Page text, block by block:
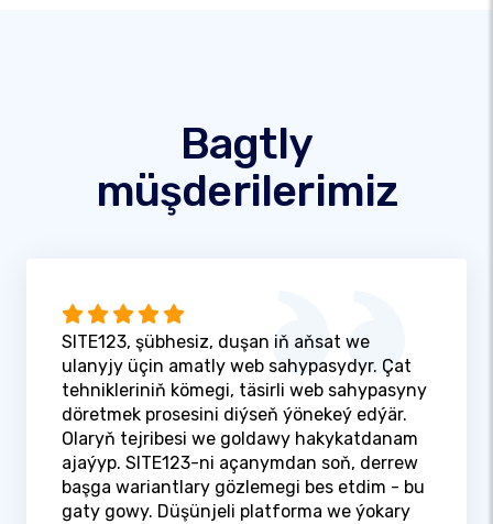
Bagtly
müşderilerimiz
SITE123, şübhesiz, duşan iň aňsat we
ulanyjy üçin amatly web sahypasydyr. Çat
tehnikleriniň kömegi, täsirli web sahypasyny
döretmek prosesini diýseň ýönekeý edýär.
Olaryň tejribesi we goldawy hakykatdanam
ajaýyp. SITE123-ni açanymdan soň, derrew
başga wariantlary gözlemegi bes etdim - bu
gaty gowy. Düşünjeli platforma we ýokary